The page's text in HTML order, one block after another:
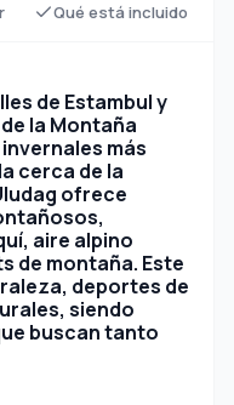
Qué está incluido
de Estambul y
la Montaña
más
cerca de la
ofrece
aire alpino
de montaña. Este
deportes de
siendo
buscan tanto